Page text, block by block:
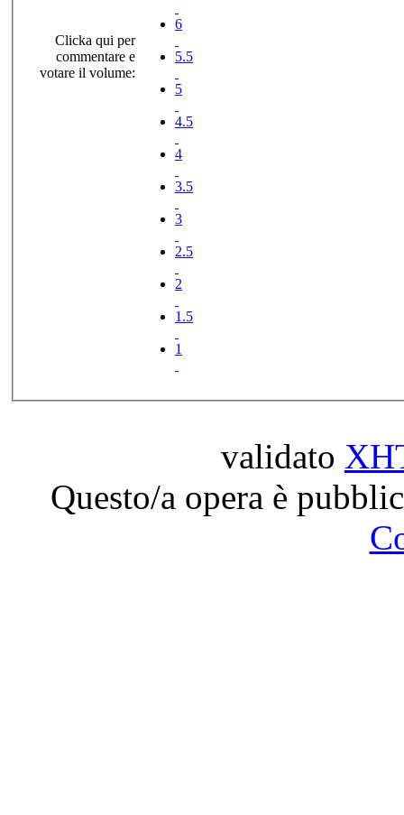
Clicka qui per
commentare e
votare il volume:
6
5.5
5
4.5
4
3.5
3
2.5
2
1.5
1
validato
Questo/a opera è